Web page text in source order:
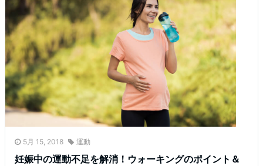
5月 15, 2018 運動
妊娠中の運動不足を解消！ウォーキングのポイント＆